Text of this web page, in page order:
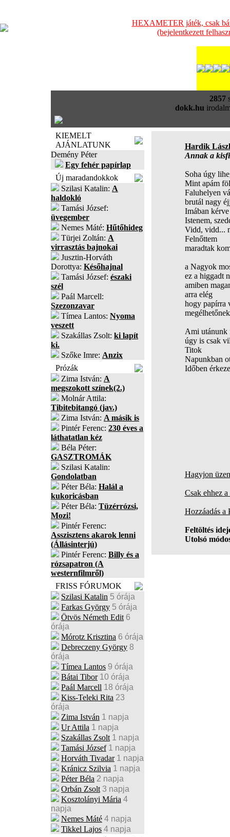
HEXAMETER játék, csak
(bejelentkezett
2857
dokk.hu
KIEMELT
AJÁNLATUNK
Demény Péter
Egy fehér papírlap
Új maradandokkok
Szilasi Katalin: A
haldokló
Tamási József:
üvegember
Nemes Máté: Hűtőhideg
Türjei Zoltán: A
virrasztás bajnokai
Jusztin-Horváth
Dorottya: Későhajnal
Tamási József: északi
szél
Paál Marcell:
Szezonzavar
Tímea Lantos: Nyoma
veszett
Szakállas Zsolt: ki lapít
ki.
Szőke Imre: Anzix
Prózák
Zima István: A
megszokott színek(2.)
Molnár Attila:
Tibitebitangó (jav.)
Zima István: A másik is
Pintér Ferenc: 230 éves a
láthatatlan kéz
Béla Péter:
GASZTROMÁK
Szilasi Katalin:
Gondolatban
Péter Béla: Halál a
kukoricásban
Péter Béla: Tüzérrózsi,
Mozi!
Pintér Ferenc:
Asszisztens akarok lenni
(Állásinterjú)
Pintér Ferenc: Billy és a
rózsapatron (A
westernfilmről)
FRISS FÓRUMOK
Szilasi Katalin 5 órája
Farkas György 5 órája
Ötvös Németh Edit 6
órája
Mórotz Krisztina 6 órája
Debreczeny György 8
órája
Tímea Lantos 9 órája
Bátai Tibor 10 órája
Paál Marcell 18 órája
Kiss-Teleki Rita 23
órája
Zima István 1 napja
Ur Attila 1 napja
Szakállas Zsolt 1 napja
Tamási József 1 napja
Horváth Tivadar 1 napja
Kránicz Szilvia 1 napja
Péter Béla 2 napja
Orbán Zsolt 3 napja
Kosztolányi Mária 4
napja
Nemes Máté 4 napja
Tikkel Lajos 4 napja
Hardik
Annak a
Soha úgy
Mint apám
Faluhelyen
brutál nagy
Imában kérve
Istenem,
Vidd, vidd...
Felnőttem
maradtak
a Nagyok
ez a higgadt
amiben
arra elég
hogy papírra
Ami utánunk
úgy is csak
Titok
Napunkban
Időben
Hagyjon
Csak ehhez
Hozzáadás
Feltöltés
Utolsó